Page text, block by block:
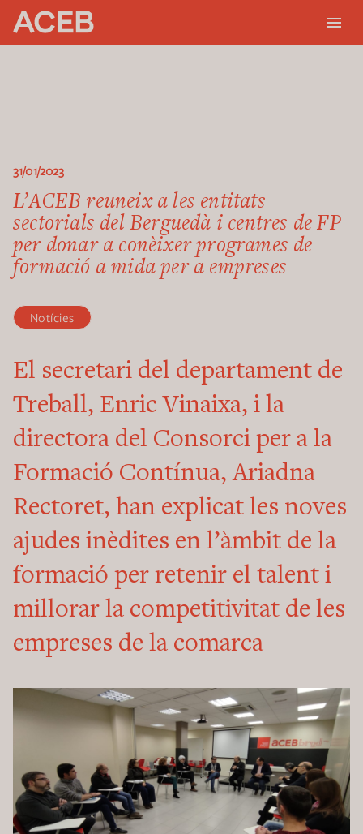
31/01/2023
L’ACEB reuneix a les entitats
sectorials del Berguedà i centres de FP
per donar a conèixer programes de
formació a mida per a empreses
Notícies
El secretari del departament de
Treball, Enric Vinaixa, i la
directora del Consorci per a la
Formació Contínua, Ariadna
Rectoret, han explicat les noves
ajudes inèdites en l’àmbit de la
formació per retenir el talent i
millorar la competitivitat de les
empreses de la comarca